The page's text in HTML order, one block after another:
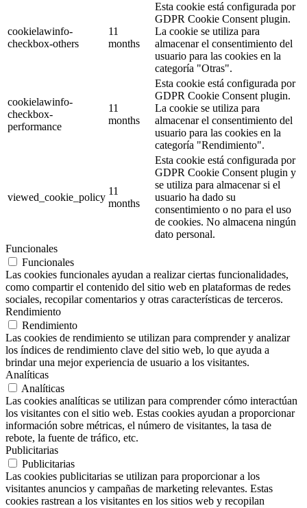
cookielawinfo-
checkbox-others
11
months
Esta cookie está configurada por
GDPR Cookie Consent plugin.
La cookie se utiliza para
almacenar el consentimiento del
usuario para las cookies en la
categoría "Otras".
cookielawinfo-
checkbox-
performance
11
months
Esta cookie está configurada por
GDPR Cookie Consent plugin.
La cookie se utiliza para
almacenar el consentimiento del
usuario para las cookies en la
categoría "Rendimiento".
viewed_cookie_policy
11
months
Esta cookie está configurada por
GDPR Cookie Consent plugin y
se utiliza para almacenar si el
usuario ha dado su
consentimiento o no para el uso
de cookies. No almacena ningún
dato personal.
Funcionales
Funcionales
Las cookies funcionales ayudan a realizar ciertas funcionalidades,
como compartir el contenido del sitio web en plataformas de redes
sociales, recopilar comentarios y otras características de terceros.
Rendimiento
Rendimiento
Las cookies de rendimiento se utilizan para comprender y analizar
los índices de rendimiento clave del sitio web, lo que ayuda a
brindar una mejor experiencia de usuario a los visitantes.
Analíticas
Analíticas
Las cookies analíticas se utilizan para comprender cómo interactúan
los visitantes con el sitio web. Estas cookies ayudan a proporcionar
información sobre métricas, el número de visitantes, la tasa de
rebote, la fuente de tráfico, etc.
Publicitarias
Publicitarias
Las cookies publicitarias se utilizan para proporcionar a los
visitantes anuncios y campañas de marketing relevantes. Estas
cookies rastrean a los visitantes en los sitios web y recopilan